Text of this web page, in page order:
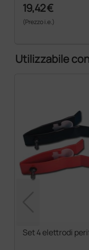
19,42 €
(Prezzo i.e.)
Utilizzabile
Set 4 elettrodi